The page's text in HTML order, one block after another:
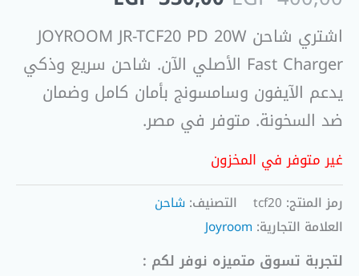
اشتري شاحن JOYROOM JR-TCF20 PD 20W
Fast Charger الأصلي الآن. شاحن سريع وذكي
يدعم الآيفون وسامسونج بأمان كامل وضمان
ضد السخونة. متوفر في مصر.
غير متوفر في المخزون
رمز المنتج: tcf20 التصنيف: شاحن
العلامة التجارية: Joyroom
لتجربة تسوق متميزه نوفر لكم :